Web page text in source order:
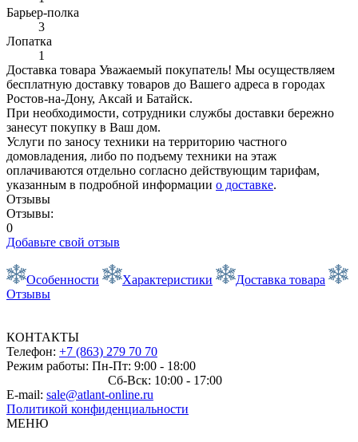
Барьер-полка
3
Лопатка
1
Доставка товара Уважаемый покупатель! Мы осуществляем
бесплатную доставку товаров до Вашего адреса в городах
Ростов-на-Дону, Аксай и Батайск.
При необходимости, сотрудники службы доставки бережно
занесут покупку в Ваш дом.
Услуги по заносу техники на территорию частного
домовладения, либо по подъему техники на этаж
оплачиваются отдельно согласно действующим тарифам,
указанным в подробной информации о доставке.
Отзывы
Отзывы:
0
Добавьте свой отзыв
Особенности Характеристики
Доставка товара
Отзывы
КОНТАКТЫ
Телефон: +7 (863) 279 70 70
Режим работы: Пн-Пт: 9:00 - 18:00
Сб-Вск: 10:00 - 17:00
E-mail: sale@atlant-online.ru
Политикой конфиденциальности
МЕНЮ